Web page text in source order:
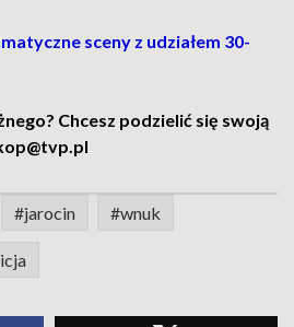
sceny z udziałem 30-
Chcesz podzielić się swoją
#jarocin #wnuk